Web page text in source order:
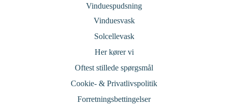
Vinduespudsning
Vinduesvask
Solcellevask
Her kører vi
Oftest stillede spørgsmål
Cookie- & Privatlivspolitik
Forretningsbettingelser